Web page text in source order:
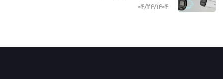
04/24/1404